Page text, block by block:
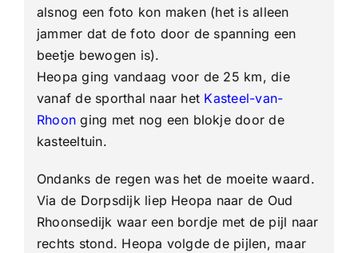
alsnog een foto kon maken (het is alleen
jammer dat de foto door de spanning een
beetje bewogen is).
Heopa ging vandaag voor de 25 km, die
vanaf de sporthal naar het Kasteel-van-
Rhoonging met nog een blokje door de
kasteeltuin.
Ondanks de regen was het de moeite waard.
Via de Dorpsdijk liep Heopa naar de Oud
Rhoonsedijk waar een bordje met de pijl naar
rechts stond. Heopa volgde de pijlen, maar